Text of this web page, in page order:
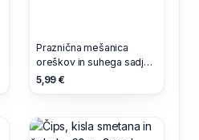
Praznična mešanica
oreškov in suhega sadja,
v čokoladi, 200 g,
5,99 €